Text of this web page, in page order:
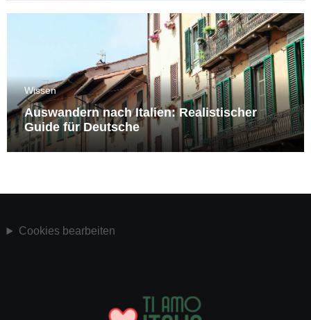
Wissen
Auswandern nach Italien: Realistischer
Guide für Deutsche
Cookies bearbeiten